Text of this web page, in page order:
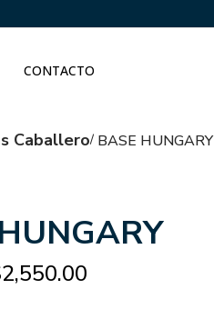
CONTACTO
Caballero BASE HUNGARY
2,550.00